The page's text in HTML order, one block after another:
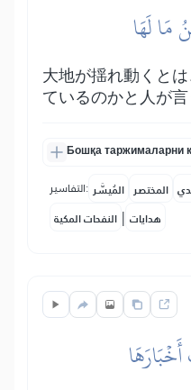
مَا لَهَا
大地が揺れ動くと
ているのかと人が言
Бошқа таржималарни
التفاسير: المُيسَّر المختصر
النفحات المكية | هدايات